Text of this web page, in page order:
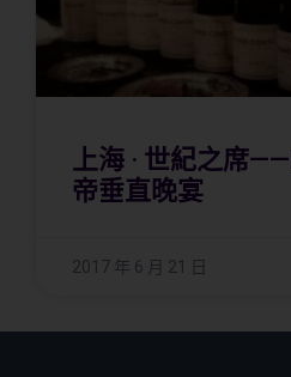
上海 · 世紀之席
帝垂直晚宴
2017 年 6 月 21 日